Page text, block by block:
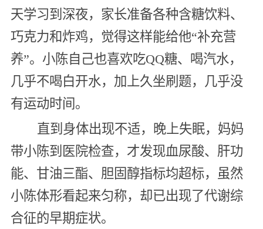
天学习到深夜，家长准备各种含糖饮料、
巧克力和炸鸡，觉得这样能给他“补充营
养”。小陈自己也喜欢吃QQ糖、喝汽水，
几乎不喝白开水，加上久坐刷题，几乎没
有运动时间。
直到身体出现不适，晚上失眠，妈妈
带小陈到医院检查，才发现血尿酸、肝功
能、甘油三酯、胆固醇指标均超标，虽然
小陈体形看起来匀称，却已出现了代谢综
合征的早期症状。